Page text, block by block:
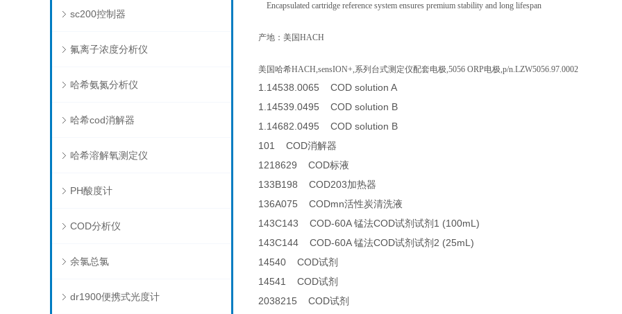
sc200控制器
氟离子浓度分析仪
哈希氨氮分析仪
哈希cod消解器
哈希溶解氧测定仪
PH酸度计
COD分析仪
余氯总氯
dr1900便携式光度计
Encapsulated cartridge reference system ensures premium stability and long lifespan
产地：美国HACH
美国哈希HACH,sensION+,系列台式测定仪配套电极,5056 ORP电极,p/n.LZW5056.97.0002
1.14538.0065 COD solution A
1.14539.0495 COD solution B
1.14682.0495 COD solution B
101 COD消解器
1218629 COD标液
133B198 COD203加热器
136A075 CODmn活性炭清洗液
143C143 COD-60A 锰法COD试剂试剂1 (100mL)
143C144 COD-60A 锰法COD试剂试剂2 (25mL)
14540 COD试剂
14541 COD试剂
2038215 COD试剂